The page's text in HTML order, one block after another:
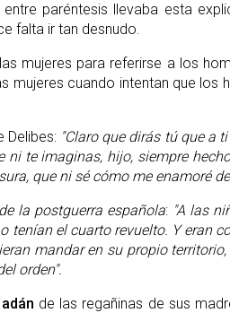
paréntesis llevaba esta
falta ir tan desnudo.
mujeres para referirse a los
mujeres cuando intentan que los
Delibes: "Claro que dirás tú que a
te imaginas, hijo, siempre
que ni sé cómo me enamoré
la postguerra española: "A las
el cuarto revuelto. Y eran
mandar en su propio
orden".
adán de las regañinas de sus